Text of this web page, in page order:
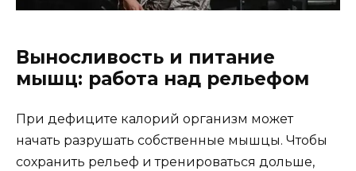
Выносливость и питание
мышц: работа над рельефом
При дефиците калорий организм может
начать разрушать собственные мышцы. Чтобы
сохранить рельеф и тренироваться дольше,